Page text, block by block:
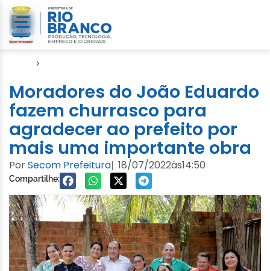
›
Moradores do João Eduardo
fazem churrasco para
agradecer ao prefeito por
mais uma importante obra
PorSecom Prefeitura| 18/07/2022às14:50
Compartilhe: